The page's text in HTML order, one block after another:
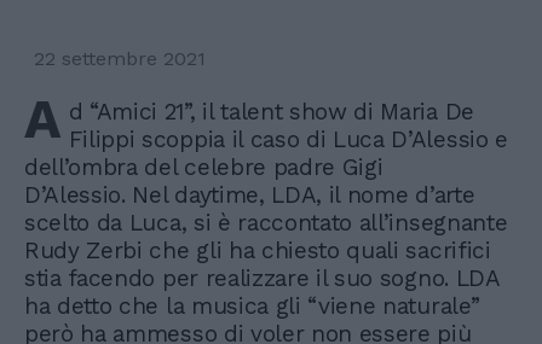
22 settembre 2021
A d “Amici 21”, il talent show di Maria De
Filippi scoppia il caso di Luca D’Alessio e
dell’ombra del celebre padre Gigi
D’Alessio. Nel daytime, LDA, il nome d’arte
scelto da Luca, si è raccontato all’insegnante
Rudy Zerbi che gli ha chiesto quali sacrifici
stia facendo per realizzare il suo sogno. LDA
ha detto che la musica gli “viene naturale”
però ha ammesso di voler non essere più